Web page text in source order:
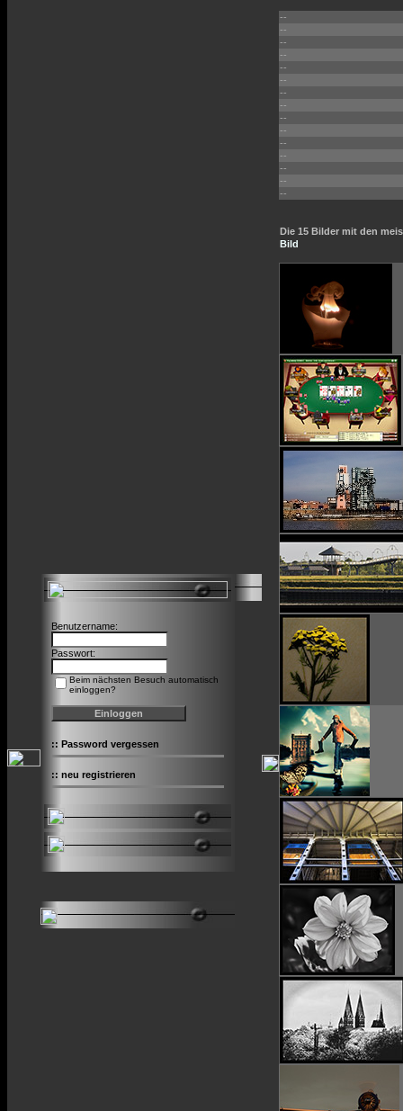
Benutzername:
Passwort:
Beim nächsten Besuch automatisch
einloggen?
:: Password vergessen
:: neu registrieren
--
--
--
--
--
--
--
--
--
--
--
--
--
--
--
Die 15 Bilder mit den
Bild